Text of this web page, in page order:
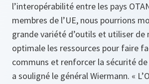
l’interopérabilité entre les pays
membres de l’UE, nous pourrions
grande variété d’outils et utiliser de
optimale les ressources pour faire
communs et renforcer la sécurité
a souligné le général Wiermann. «